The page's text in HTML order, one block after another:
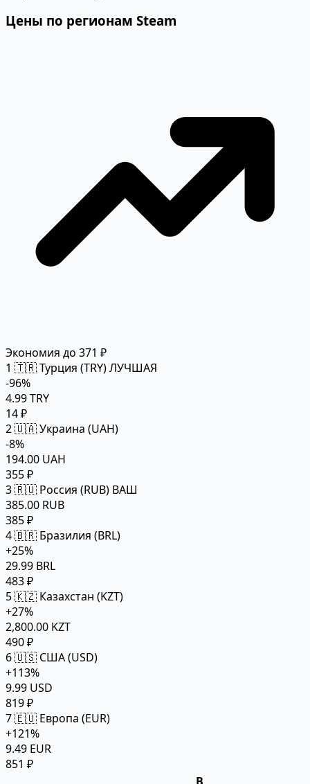
Цены по регионам Steam
Экономия до 371 ₽
1 🇹🇷 Турция (TRY)ЛУЧШАЯ
-96%
4.99 TRY
14 ₽
2🇺🇦 Украина (UAH)
-8%
194.00 UAH
355 ₽
3🇷🇺 Россия (RUB) ВАШ
385.00 RUB
385 ₽
4🇧🇷 Бразилия (BRL)
+25%
29.99 BRL
483 ₽
5🇰🇿 Казахстан (KZT)
+27%
2,800.00 KZT
490 ₽
6🇺🇸 США (USD)
+113%
9.99 USD
819 ₽
7🇪🇺 Европа (EUR)
+121%
9.49 EUR
851 ₽